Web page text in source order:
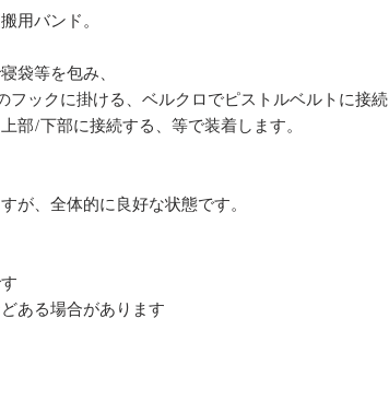
用バンド。
袋等を包み、
フックに掛ける、ベルクロでピストルベルトに接続
部/下部に接続する、等で装着します。
が、全体的に良好な状態です。
ある場合があります